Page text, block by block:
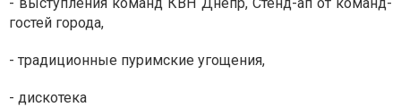
гостей города,
- традиционные пуримские угощения,
- дискотека